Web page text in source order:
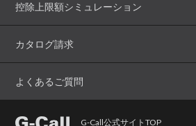
控除上限額シミュレーション
カタログ請求
よくあるご質問
G-Call公式サイトTOP